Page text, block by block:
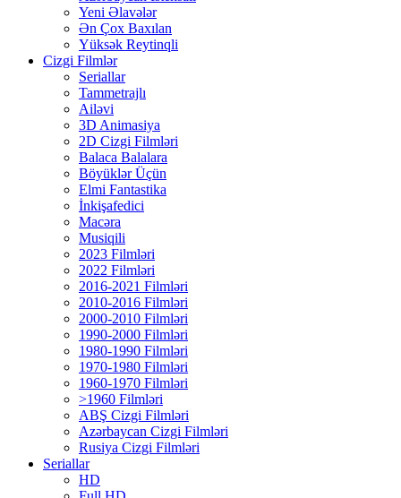
Yeni Əlavələr
Ən Çox Baxılan
Yüksək Reytinqli
Cizgi Filmlər
Seriallar
Tammetrajlı
Ailəvi
3D Animasiya
2D Cizgi Filmləri
Balaca Balalara
Böyüklər Üçün
Elmi Fantastika
İnkişafedici
Macəra
Musiqili
2023 Filmləri
2022 Filmləri
2016-2021 Filmləri
2010-2016 Filmləri
2000-2010 Filmləri
1990-2000 Filmləri
1980-1990 Filmləri
1970-1980 Filmləri
1960-1970 Filmləri
>1960 Filmləri
ABŞ Cizgi Filmləri
Azərbaycan Cizgi Filmləri
Rusiya Cizgi Filmləri
Seriallar
HD